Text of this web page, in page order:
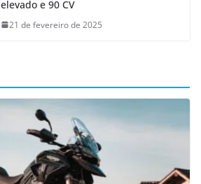
elevado e 90 CV
21 de fevereiro de 2025